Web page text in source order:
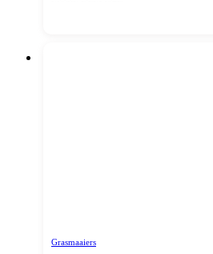
Grasmaaiers